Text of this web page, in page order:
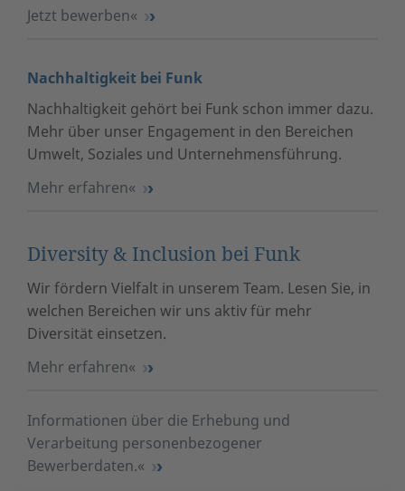
Jetzt bewerben
Nachhaltigkeit bei Funk
Nachhaltigkeit gehört bei Funk schon immer dazu.
Mehr über unser Engagement in den Bereichen
Umwelt, Soziales und Unternehmensführung.
Mehr erfahren
Diversity & Inclusion bei Funk
Wir fördern Vielfalt in unserem Team. Lesen Sie, in
welchen Bereichen wir uns aktiv für mehr
Diversität einsetzen.
Mehr erfahren
Informationen über die Erhebung und
Verarbeitung personenbezogener
Bewerberdaten.